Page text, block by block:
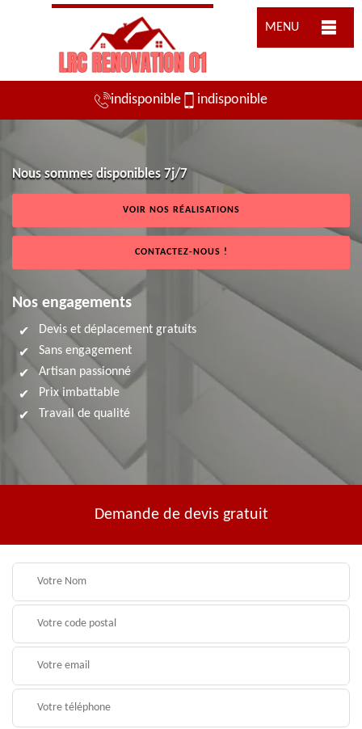
MENU
indisponible indisponible
Nous sommes disponibles 7j/7
VOIR NOS RÉALISATIONS
CONTACTEZ-NOUS !
Nos engagements
Devis et déplacement gratuits
Sans engagement
Artisan passionné
Prix imbattable
Travail de qualité
Demande de devis gratuit